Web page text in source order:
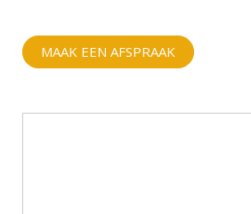
MAAK EEN AFSPRAAK